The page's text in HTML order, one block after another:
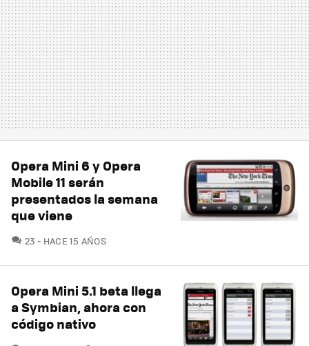
Opera Mini 6 y Opera
Mobile 11 serán
presentados la semana
que viene
23 COMENTARIOS
HACE 15 AÑOS
Opera Mini 5.1 beta llega
a Symbian, ahora con
código nativo